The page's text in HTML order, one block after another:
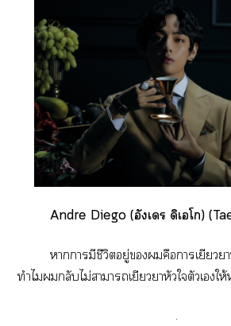
Andre Diego (อังเร ดิเโก)
าามีชีวิตอยู่คือาเยียว
ทำไมกลับไม่าาเยียวยาหัวใตัวเใ
.